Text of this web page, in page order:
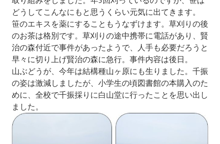
どうしてこんなにもと思うくらい元気に出てきます。
笹のエキスを薬にすることもうなずけます。草刈りの後
のお茶は格別です。草刈りの途中携帯に電話があり、賢
治の森付近で事件があったようで、人手も必要だろうと
早々に切り上げ賢治の森に急行。事件内容は後日。
山ぶどうが、今年は結構種山ヶ原にも生りました。千振
の姿は激減しましたが、小学生の頃図書館の本購入のた
めに、全校で千振採りに白山堂に行ったことを思い出し
ました。